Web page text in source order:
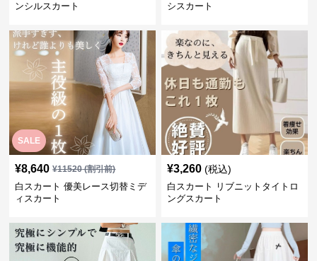
ンシルスカート
シスカート
SALE
¥8,640 ¥11520(割引前)
白スカート 優美レース切替ミデ
ィスカート
¥3,260 (税込)
白スカート リブニットタイトロ
ングスカート